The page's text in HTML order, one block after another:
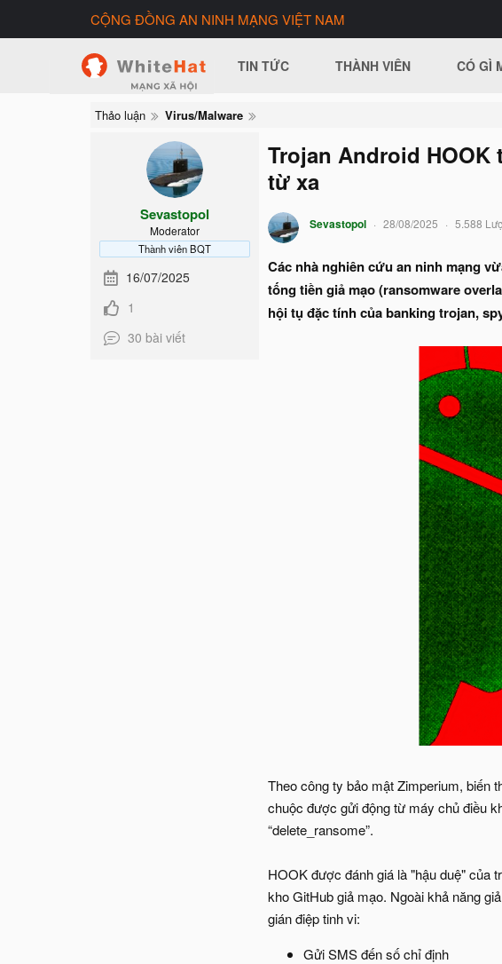
CỘNG ĐỒNG AN NINH MẠNG VIỆT NAM
TIN TỨC THÀNH VIÊN CÓ GÌ
Thảo luận Virus/Malware
Sevastopol
Moderator
Thành viên BQT
16/07/2025
1
30 bài viết
Trojan Android
từ xa
Sevastopol 28/08/2025 5.588
Các nhà nghiên cứu an ninh mạng
tống tiền giả mạo (ransomware
hội tụ đặc tính của banking trojan,
Theo công ty bảo mật Zimperium, biến
chuộc được gửi động từ máy chủ điều
“delete_ransome”.
HOOK được đánh giá là "hậu duệ" của
kho GitHub giả mạo. Ngoài khả năng
gián điệp tinh vi:
Gửi SMS đến số chỉ định